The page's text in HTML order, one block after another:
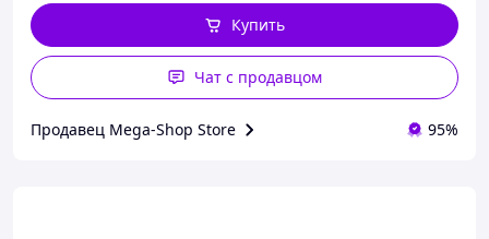
Купить
Чат с продавцом
Продавец Mega-Shop Store 95%